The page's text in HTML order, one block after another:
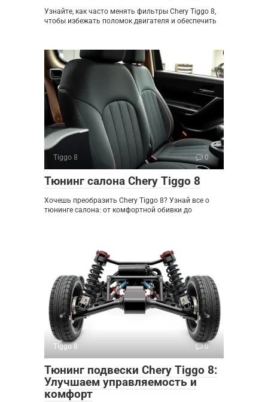
Узнайте, как часто менять фильтры Chery Tiggo 8,
чтобы избежать поломок двигателя и обеспечить
Tiggo 8 0
Тюнинг салона Chery Tiggo 8
Хочешь преобразить Chery Tiggo 8? Узнай все о
тюнинге салона: от комфортной обивки до
Tiggo 8 0
Тюнинг подвески Chery Tiggo 8:
Улучшаем управляемость и
комфорт